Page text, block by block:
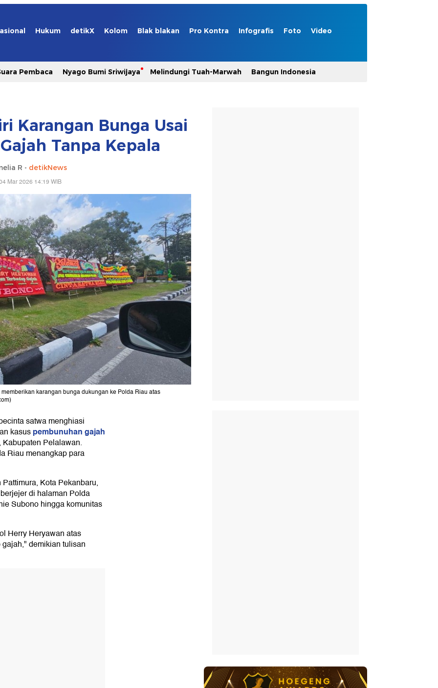
Hukum detikX Kolom Blak blakan Pro Kontra Infografis Foto Video
Pembaca Nyago Bumi Sriwijaya Melindungi Tuah-Marwah Bangun Indonesia
Karangan Bunga Usai
Tanpa Kepala
R - detikNews
Mar 2026 14:19 WIB
karangan bunga dukungan ke Polda Riau atas
satwa menghiasi
kasuspembunuhan gajah
Pelalawan.
Riau menangkap para
Kota Pekanbaru,
di halaman Polda
Subono hingga komunitas
Herry Heryawan atas
demikian tulisan